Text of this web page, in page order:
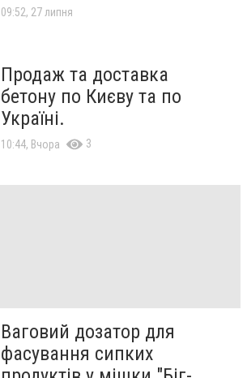
09:52, 27 липня
Продаж та доставка
бетону по Києву та по
Україні.
10:44, Вчора 3
Ваговий дозатор для
фасування сипких